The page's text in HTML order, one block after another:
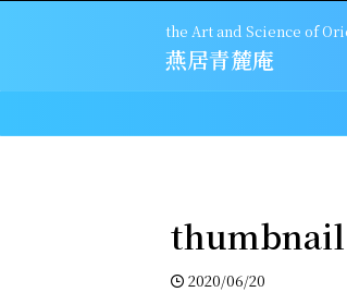
the Art and Science of
燕居青麓庵
2020/06/20